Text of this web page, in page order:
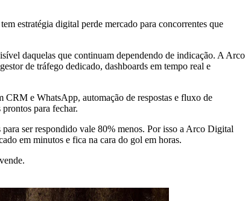
estratégia digital perde mercado para concorrentes que
daquelas que continuam dependendo de indicação. A Arco
de tráfego dedicado, dashboards em tempo real e
CRM e WhatsApp, automação de respostas e fluxo de
para fechar.
ser respondido vale 80% menos. Por isso a Arco Digital
em minutos e fica na cara do gol em horas.